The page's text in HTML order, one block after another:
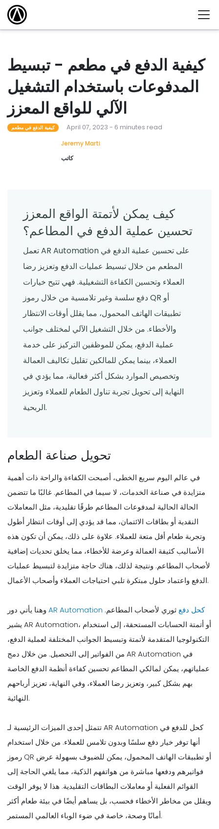
كيفية الدفع في مطعم - تبسيط
المدفوعات باستخدام التشغيل
الآلي للواقع المعزز
كيفية الدفع في مطعم
April 07, 2023 - 6 minutes read
Jeremy Marti
كاتب
كيف يمكن لأتمتة الواقع المعزز
تحسين عملية الدفع في المطاعم؟
تعمل AR Automation على تحسين عملية الدفع في
المطعم من خلال تبسيط عمليات الدفع وتعزيز رضا
العملاء وتحسين الكفاءة التشغيلية. فهي تتيح خيارات
دفع سلسة وغير تلامسية من خلال رموز QR أو
تطبيقات الهاتف المحمول، مما يقلل أوقات الانتظار
والأخطاء. من خلال التشغيل الآلي لمختلف جوانب
عملية الدفع، يمكن للموظفين التركيز على خدمة
العملاء، بينما يمكن للمالكين تقليل تكاليف العمالة
وتخصيص الموارد بشكل أكثر فعالية، مما يؤدي في
النهاية إلى تحويل تجربة تناول الطعام للعملاء وتعزيز
الربحية.
تحويل صناعة الطعام
في عالم اليوم سريع الخطى، أصبحت الكفاءة والراحة ذات أهمية
متزايدة في صناعة الخدمات، لا سيما في المطاعم. غالبًا ما تتضمن
الحالة الحالية لمدفوعات المطاعم طرقًا تقليدية، مثل المعاملات
النقدية أو بطاقات الائتمان، مما قد يؤدي إلى أوقات انتظار أطول
وتجربة طعام أقل متعة للعملاء. علاوة على ذلك، يمكن أن تكون هذه
الأساليب كثيفة العمالة وعرضة للأخطاء، مما يخلق تحديات إضافية
لأصحاب المطاعم. ونتيجة لذلك، هناك حاجة متزايدة لتبسيط عمليات
الدفع واعتماد حلول مبتكرة تلبي احتياجات العملاء وأصحاب الأعمال.
AR Automation كحل دفع ثوري لأصحاب المطاعم.
يشير AR Automation، أو أتمتة الحسابات المستحقة، إلى استخدام
التكنولوجيا المتقدمة لأتمتة وتبسيط الجوانب المختلفة لعملية الدفع،
من الفواتير إلى التحصيل. من خلال دمج AR Automation في
عملياتهم، يمكن لمالكي المطاعم تحسين كفاءة أنظمة الدفع الخاصة
بهم بشكل كبير، وتعزيز رضا العملاء، وفي النهاية، تعزيز أرباحهم
النهائية.
تتمثل إحدى الميزات الرئيسية لـ AR Automation كحل للدفع في
أنها توفر خيار دفع سلسًا وبدون تلامس للعملاء. من خلال استخدام
رموز QR أو تطبيقات الهاتف المحمول، يمكن للضيوف بسهولة عرض
فواتيرهم ودفعها مباشرة من هواتفهم الذكية، مما يلغي الحاجة إلى
القوائم الفعلية أو معاملات البطاقات التقليدية. هذا لا يوفر الوقت
ويقلل من مخاطر الأخطاء فحسب، بل يساهم أيضًا في بيئة طعام أكثر
أمانًا وصحة، خاصة في ضوء الوباء العالمي المستمر.